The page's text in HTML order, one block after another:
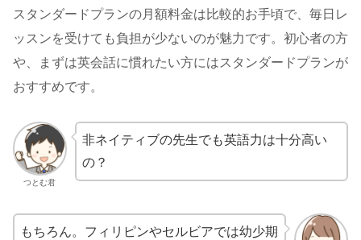
スタンダードプランの月額料金は比較的お手頃で、毎日レ
ッスンを受けても負担が少ないのが魅力です。初心者の方
や、まずは英会話に慣れたい方にはスタンダードプランが
おすすめです。
つとむ君
非ネイティブの先生でも英語力は十分高い
の？
もちろん。フィリピンやセルビアでは幼少期